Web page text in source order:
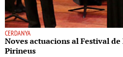
CERDANYA
Noves actuacions al Festival
Pirineus